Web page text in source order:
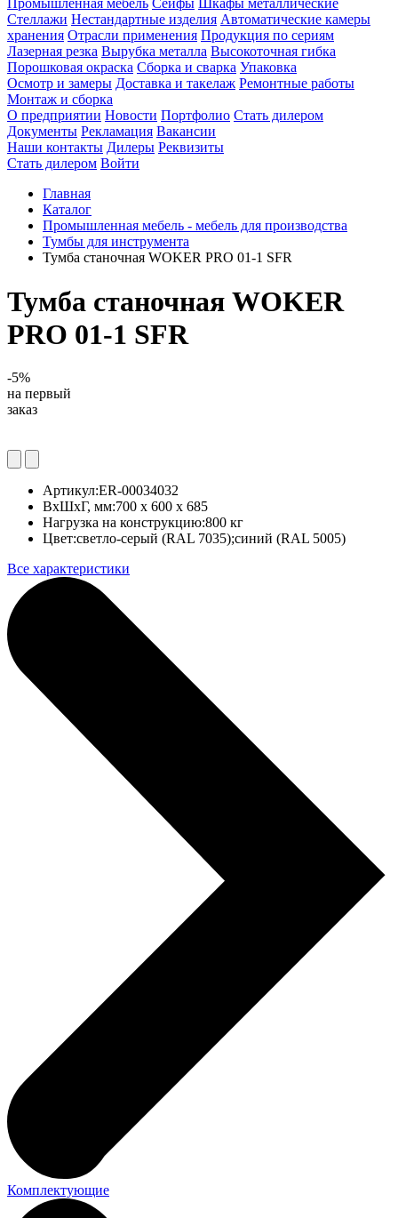
Промышленная мебель Сейфы Шкафы металлические
Стеллажи Нестандартные изделия Автоматические камеры
хранения Отрасли применения Продукция по сериям
Лазерная резка Вырубка металла Высокоточная гибка
Порошковая окраска Сборка и сварка Упаковка
Осмотр и замеры Доставка и такелаж Ремонтные работы
Монтаж и сборка
О предприятии Новости Портфолио Стать дилером
Документы Рекламация Вакансии
Наши контакты Дилеры Реквизиты
Стать дилером Войти
Главная
Каталог
Промышленная мебель - мебель для производства
Тумбы для инструмента
Тумба станочная WOKER PRO 01-1 SFR
Тумба станочная WOKER
PRO 01-1 SFR
-5%
на первый
заказ
Артикул:ER-00034032
ВхШхГ, мм:700 x 600 x 685
Нагрузка на конструкцию:800 кг
Цвет:светло-серый (RAL 7035);синий (RAL 5005)
Все характеристики
Комплектующие